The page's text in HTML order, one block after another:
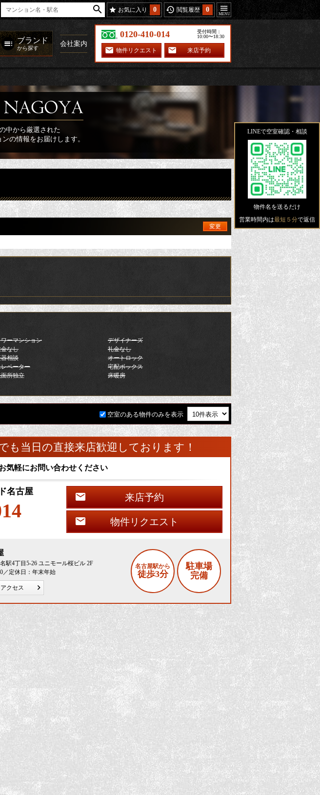
お気に入り 0 閲覧履歴 0
ブランド
から探す
会社案内
0120-410-014
受付時間：
10:00〜18:30
物件リクエスト 来店予約
中から厳選された
の情報をお届けします。
変更
ーマンション
デザイナーズ
なし
礼金なし
相談
オートロック
ベーター
宅配ボックス
所独立
床暖房
空室のある物件のみを表示
も当日の直接来店歓迎しております！
気軽にお問い合わせください
名古屋
来店予約
物件リクエスト
駅4丁目5-26 ユニモール桜ビル 2F
／定休日：年末年始
アクセス
名古屋駅から
徒歩3分
駐車場
完備
LINEで空室確認・相談
物件名を送るだけ
営業時間内は最短５分で返信